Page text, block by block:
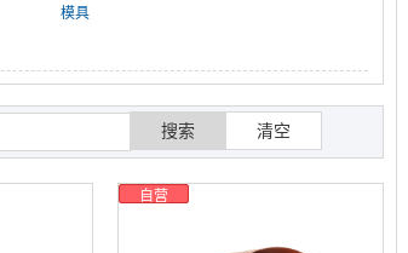
模具
搜索 清空
自营